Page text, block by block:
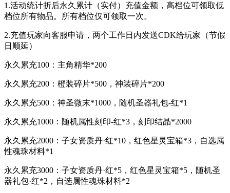
1.活动统计折后永久累计（实付）充值金额，高档位可领取低
档位所有物品。所有档位仅可领取一次。
2.充值玩家向客服申请，两个工作日内发送CDK给玩家（节假
日顺延）
永久累充100：主角精华*200
永久累充200：橙装碎片*500，神装碎片*200
永久累充500：神圣微末*1000，随机圣器礼包-红*1
永久累充1000：随机属性刻印-红*3，刻印结晶*2000
永久累充2000：子女资质丹·红*10，红色星灵宝箱*3，自选属
性魂珠材料*1
永久累充3000：子女资质丹·红*5，红色星灵宝箱*5，随机圣
器礼包·红*2，自选属性魂珠材料*2